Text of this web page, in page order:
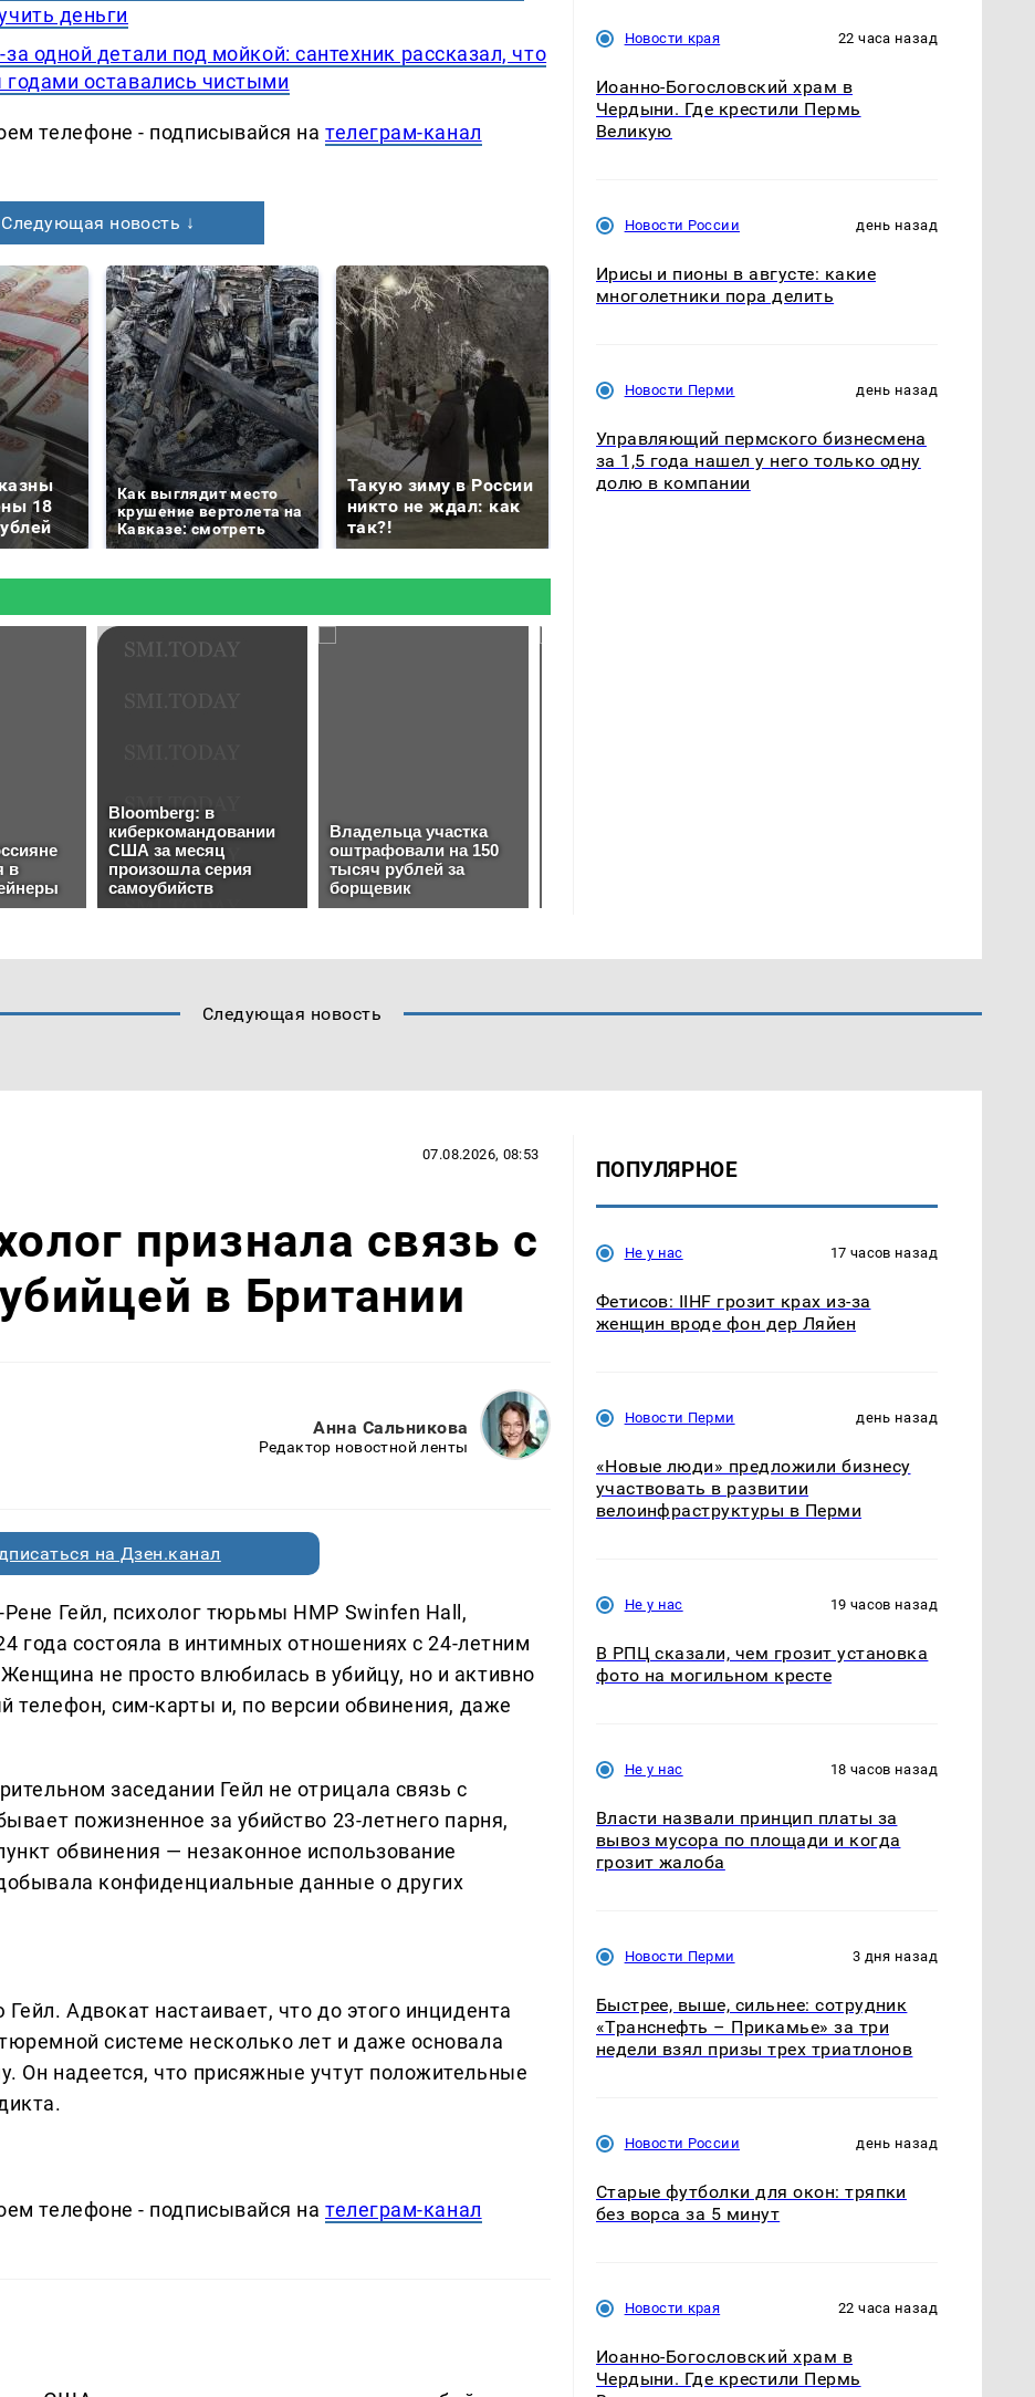
деньги
одной детали под мойкой: сантехник рассказал, что
оставались чистыми
телефоне - подписывайся нателеграм-канал
Следующая новость ↓
18
Как выглядит место
крушение вертолета на
Кавказе: смотреть
Такую зиму в России
никто не ждал: как
так?!
Не ешьте эту
Новости края 22 часа назад
Иоанно-Богословский храм в
Чердыни. Где крестили Пермь
Великую
Новости России день назад
Ирисы и пионы в августе: какие
многолетники пора делить
Новости Перми день назад
Управляющий пермского бизнесмена
за 1,5 года нашел у него только одну
долю в компании
Следующая новость
07.08.2026, 08:53
признала связь с
в Британии
Анна Сальникова
Редактор новостной ленты
на Дзен.канал
Гейл, психолог тюрьмы HMP Swinfen Hall,
года состояла в интимных отношениях с 24-летним
не просто влюбилась в убийцу, но и активно
телефон, сим-карты и, по версии обвинения, даже
заседании Гейл не отрицала связь с
пожизненное за убийство 23-летнего парня,
обвинения — незаконное использование
конфиденциальные данные о других
Адвокат настаивает, что до этого инцидента
системе несколько лет и даже основала
Он надеется, что присяжные учтут положительные
телефоне - подписывайся нателеграм-канал
ПОПУЛЯРНОЕ
Не у нас 17 часов назад
Фетисов: IIHF грозит крах из-за
женщин вроде фон дер Ляйен
Новости Перми день назад
«Новые люди» предложили бизнесу
участвовать в развитии
велоинфраструктуры в Перми
Не у нас 19 часов назад
В РПЦ сказали, чем грозит установка
фото на могильном кресте
Не у нас 18 часов назад
Власти назвали принцип платы за
вывоз мусора по площади и когда
грозит жалоба
Новости Перми 3 дня назад
Быстрее, выше, сильнее: сотрудник
«Транснефть – Прикамье» за три
недели взял призы трех триатлонов
Новости России день назад
Старые футболки для окон: тряпки
без ворса за 5 минут
Новости края 22 часа назад
Иоанно-Богословский храм в
Чердыни. Где крестили Пермь